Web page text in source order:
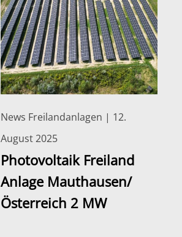
News Freilandanlagen | 12.
August 2025
Photovoltaik Freiland
Anlage Mauthausen/
Österreich 2 MW